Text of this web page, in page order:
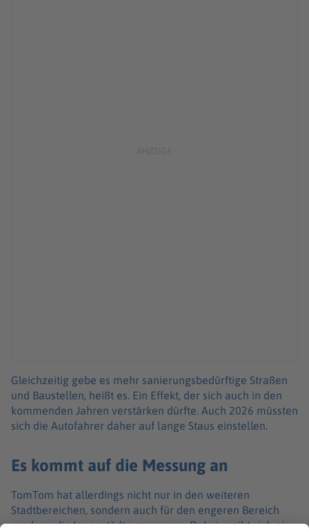
Gleichzeitig gebe es mehr sanierungsbedürftige Straßen
und Baustellen, heißt es. Ein Effekt, der sich auch in den
kommenden Jahren verstärken dürfte. Auch 2026 müssten
sich die Autofahrer daher auf lange Staus einstellen.
Es kommt auf die Messung an
TomTom hat allerdings nicht nur in den weiteren
Stadtbereichen, sondern auch für den engeren Bereich
rund um die Innenstädte gemessen. Dabei ergibt sich ein